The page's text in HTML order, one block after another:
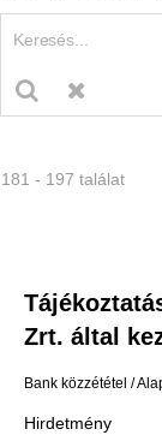
181 - 197 találat
Zrt. által
Bank közzététel
Hirdetmény